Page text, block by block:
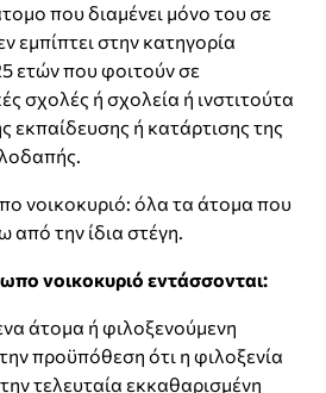
που διαμένει μόνο του σε
εμπίπτει στην κατηγορία
ετών που φοιτούν σε
σχολές ή σχολεία ή ινστιτούτα
εκπαίδευσης ή κατάρτισης της
νοικοκυριό: όλα τα άτομα που
από την ίδια στέγη.
νοικοκυριό εντάσσονται:
άτομα ή φιλοξενούμενη
προϋπόθεση ότι η φιλοξενία
τελευταία εκκαθαρισμένη